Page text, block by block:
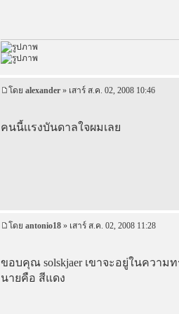
โดย alexander» เสาร์ ส.ค. 02, 2008 10:46
คนนี้เเรงบันดาลใจผมเลย
โดย antonio18» เสาร์ ส.ค. 02, 2008 11:28
ขอบคุณ solskjaer เขาจะอยู่ในความ
นายคือ สีแดง